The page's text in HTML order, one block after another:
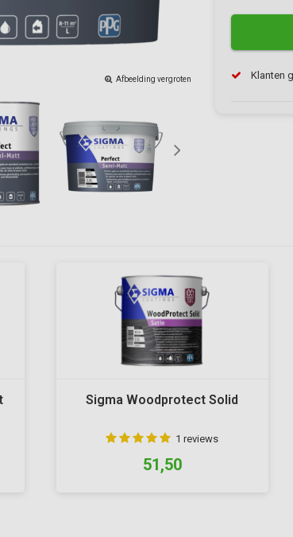
Afbeelding vergroten Klanten
Sigma Woodprotect Solid
1 reviews
51,50